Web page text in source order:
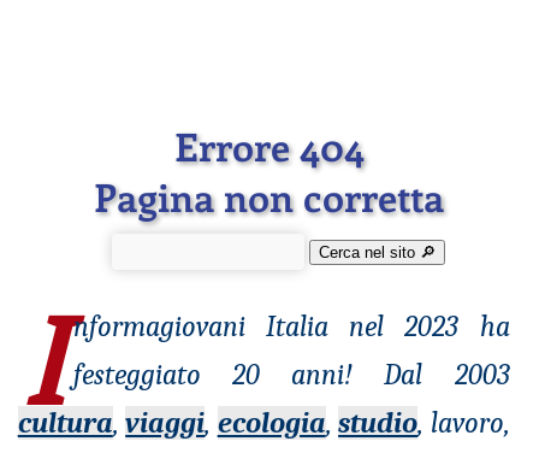
Errore 404
Pagina non corretta
Cerca nel sito 🔎︎
I nformagiovaniItalia nel 2023 ha
festeggiato 20 anni! Dal 2003
cultura,viaggi, ecologia,studio, lavoro,